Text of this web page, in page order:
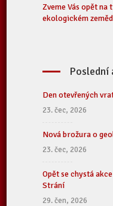
Zveme Vás opět
ekologickém
Den otevřených
23. čec, 2026
Nová brožura o
23. čec, 2026
Opět se chystá
Strání
29. čen, 2026